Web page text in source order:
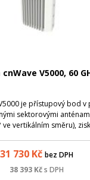
V5000, 60
je přístupový bod v
sektorovými
ve vertikálním směru),
31 730Kč bez DPH
38 393Kč s DPH